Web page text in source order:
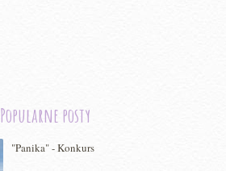
Popularne posty
"Panika" - Konkurs